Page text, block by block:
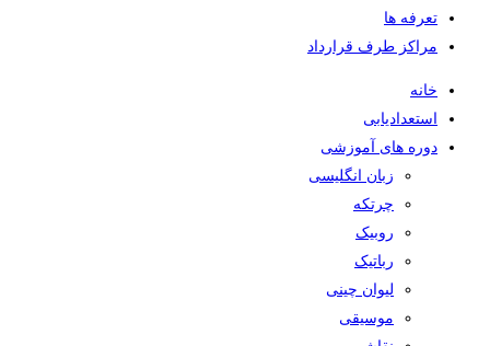
تعرفه ها
مراکز طرف قرارداد
خانه
استعدادیابی
دوره های آموزشی
زبان انگلیسی
چرتکه
روبیک
رباتیک
لیوان چینی
موسیقی